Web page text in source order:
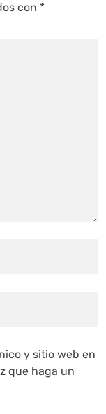
con *
y sitio web en
que haga un